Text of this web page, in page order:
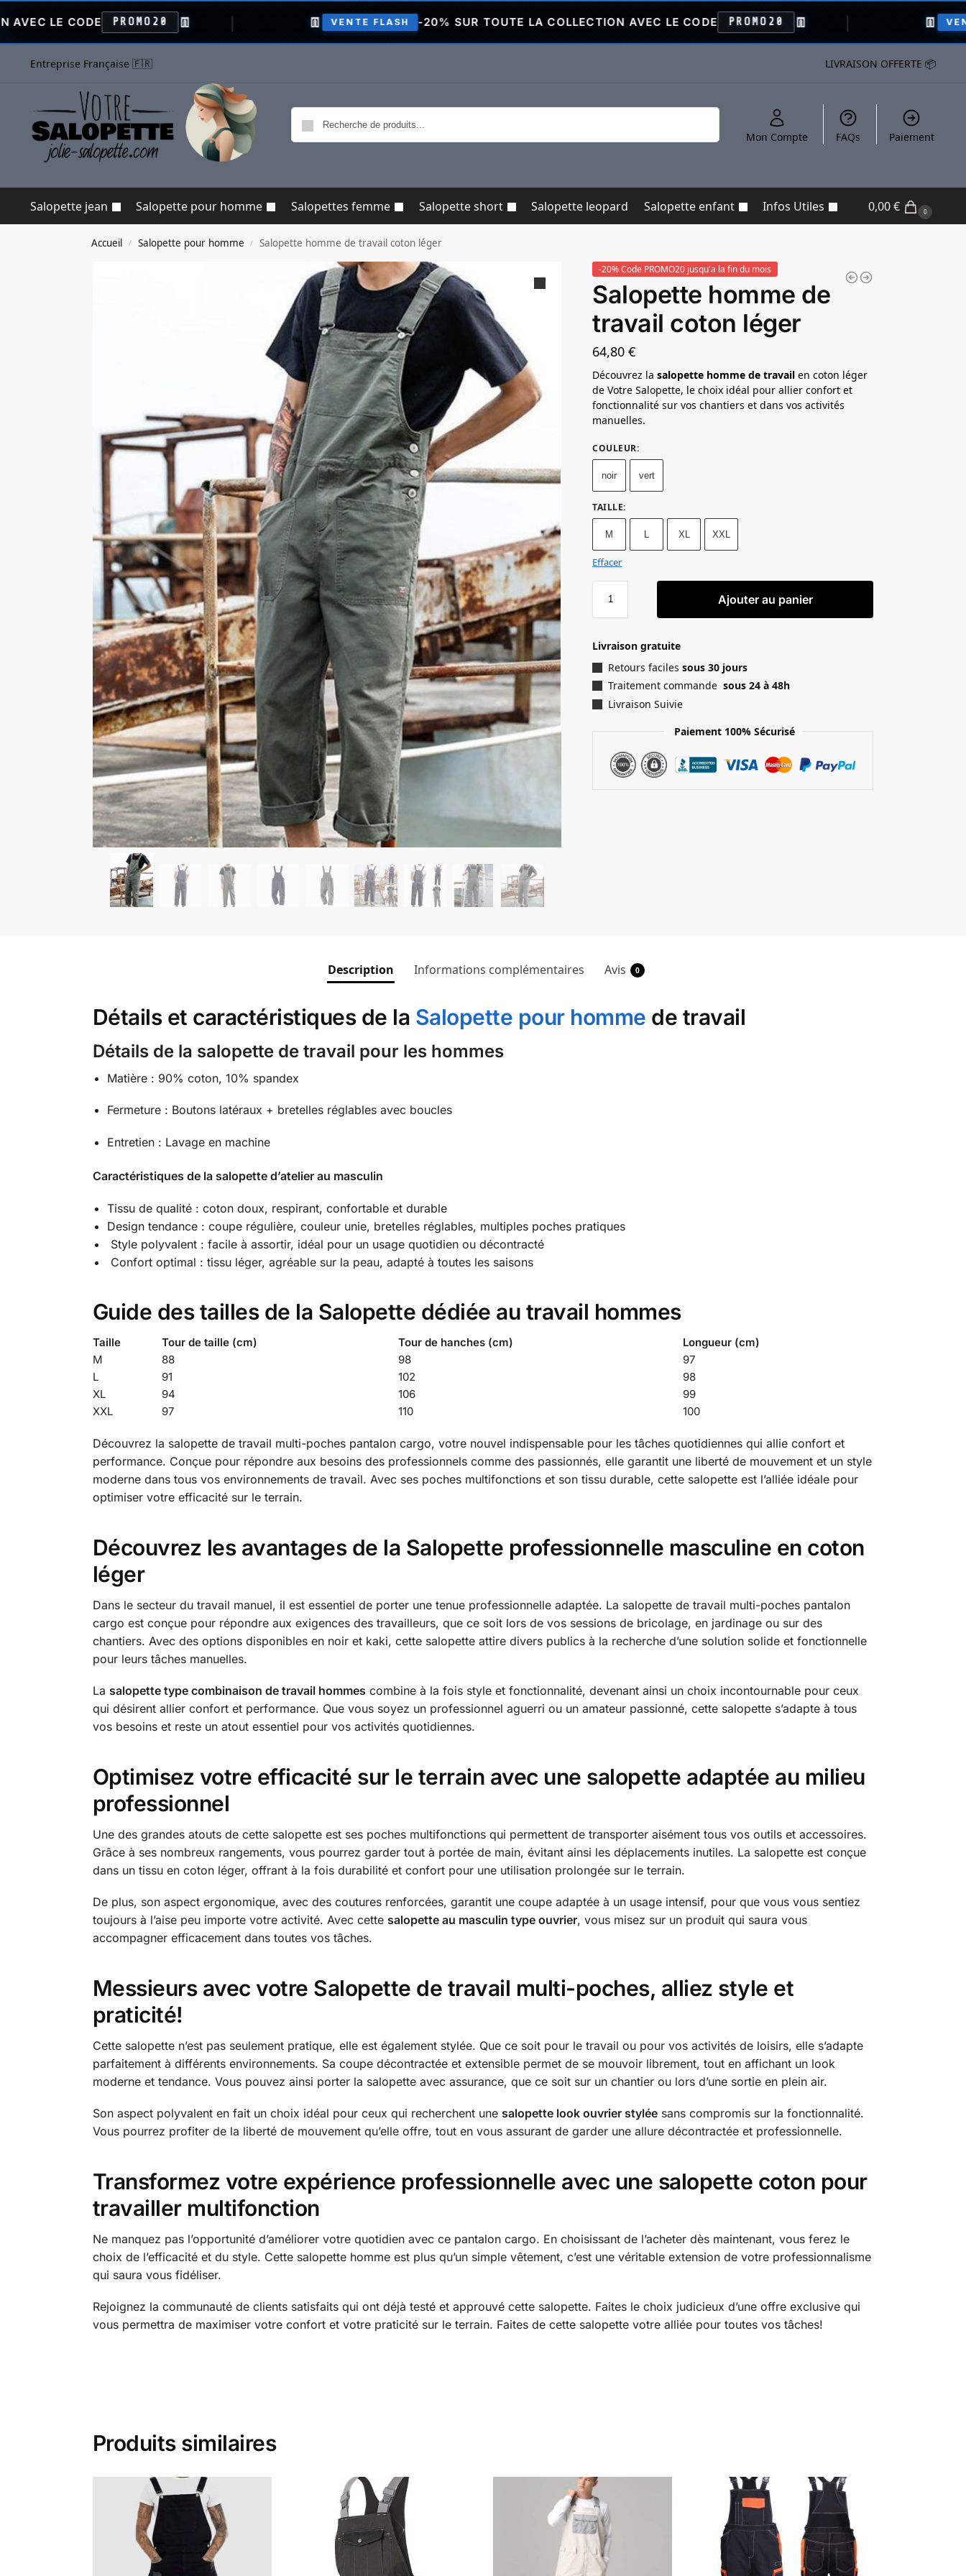
PROMO20 👖 VENTE FLASH -20% SUR TOUTE LA COLLECTION AVEC LE CODE PROMO20 👖 VENTE FLASH -
Entreprise Française 🇫🇷 LIVRAISON OFFERTE 📦
Mon Compte FAQs Paiement
Salopette jean Salopette pour homme Salopettes femme Salopette short Salopette leopard Salopette enfant Infos Utiles 0,00€ 0
Accueil / Salopette pour homme / Salopette homme de travail coton léger
-20% Code PROMO20 jusqu'a la fin du mois
Salopette homme de
travail coton léger
64,80€
Découvrez lasalopette homme de travail en coton léger
de Votre Salopette, le choix idéal pour allier confort et
fonctionnalité sur vos chantiers et dans vos activités
manuelles.
COULEUR:
noir vert
TAILLE:
M L XL XXL
Effacer
Ajouter au panier
Livraison gratuite
Retours facilessous 30 jours
Traitement commande sous 24 à 48h
Livraison Suivie
Paiement 100% Sécurisé
Description Informations complémentaires Avis 0
Détails et caractéristiques de la Salopette pour homme de travail
Détails de la salopette de travail pour les hommes
Matière : 90% coton, 10% spandex
Fermeture : Boutons latéraux + bretelles réglables avec boucles
Entretien : Lavage en machine
Caractéristiques de la salopette d’atelier au masculin
Tissu de qualité : coton doux, respirant, confortable et durable
Design tendance : coupe régulière, couleur unie, bretelles réglables, multiples poches pratiques
Style polyvalent : facile à assortir, idéal pour un usage quotidien ou décontracté
Confort optimal : tissu léger, agréable sur la peau, adapté à toutes les saisons
Guide des tailles de la Salopette dédiée au travail hommes
Taille Tour de taille (cm) Tour de hanches (cm)
Longueur (cm)
M
88 98
97
L
91 102
98
XL
94 106
99
XXL
97 110 100
Découvrez la salopette de travail multi-poches pantalon cargo, votre nouvel indispensable pour les tâches quotidiennes qui allie confort et
performance. Conçue pour répondre aux besoins des professionnels comme des passionnés, elle garantit une liberté de mouvement et un style
moderne dans tous vos environnements de travail. Avec ses poches multifonctions et son tissu durable, cette salopette est l’alliée idéale pour
optimiser votre efficacité sur le terrain.
Découvrez les avantages de la Salopette professionnelle masculine en coton
léger
Dans le secteur du travail manuel, il est essentiel de porter une tenue professionnelle adaptée. La salopette de travail multi-poches pantalon
cargo est conçue pour répondre aux exigences des travailleurs, que ce soit lors de vos sessions de bricolage, en jardinage ou sur des
chantiers. Avec des options disponibles en noir et kaki, cette salopette attire divers publics à la recherche d’une solution solide et fonctionnelle
pour leurs tâches manuelles.
La salopette type combinaison de travail hommes combine à la fois style et fonctionnalité, devenant ainsi un choix incontournable pour ceux
qui désirent allier confort et performance. Que vous soyez un professionnel aguerri ou un amateur passionné, cette salopette s’adapte à tous
vos besoins et reste un atout essentiel pour vos activités quotidiennes.
Optimisez votre efficacité sur le terrain avec une salopette adaptée au milieu
professionnel
Une des grandes atouts de cette salopette est ses poches multifonctions qui permettent de transporter aisément tous vos outils et accessoires.
Grâce à ses nombreux rangements, vous pourrez garder tout à portée de main, évitant ainsi les déplacements inutiles. La salopette est conçue
dans un tissu en coton léger, offrant à la fois durabilité et confort pour une utilisation prolongée sur le terrain.
De plus, son aspect ergonomique, avec des coutures renforcées, garantit une coupe adaptée à un usage intensif, pour que vous vous sentiez
toujours à l’aise peu importe votre activité. Avec cette salopette au masculin type ouvrier, vous misez sur un produit qui saura vous
accompagner efficacement dans toutes vos tâches.
Messieurs avec votre Salopette de travail multi-poches, alliez style et
praticité!
Cette salopette n’est pas seulement pratique, elle est également stylée. Que ce soit pour le travail ou pour vos activités de loisirs, elle s’adapte
parfaitement à différents environnements. Sa coupe décontractée et extensible permet de se mouvoir librement, tout en affichant un look
moderne et tendance. Vous pouvez ainsi porter la salopette avec assurance, que ce soit sur un chantier ou lors d’une sortie en plein air.
Son aspect polyvalent en fait un choix idéal pour ceux qui recherchent une salopette look ouvrier styléesans compromis sur la fonctionnalité.
Vous pourrez profiter de la liberté de mouvement qu’elle offre, tout en vous assurant de garder une allure décontractée et professionnelle.
Transformez votre expérience professionnelle avec une salopette coton pour
travailler multifonction
Ne manquez pas l’opportunité d’améliorer votre quotidien avec ce pantalon cargo. En choisissant de l’acheter dès maintenant, vous ferez le
choix de l’efficacité et du style. Cette salopette homme est plus qu’un simple vêtement, c’est une véritable extension de votre professionnalisme
qui saura vous fidéliser.
Rejoignez la communauté de clients satisfaits qui ont déjà testé et approuvé cette salopette. Faites le choix judicieux d’une offre exclusive qui
vous permettra de maximiser votre confort et votre praticité sur le terrain. Faites de cette salopette votre alliée pour toutes vos tâches!
Produits similaires